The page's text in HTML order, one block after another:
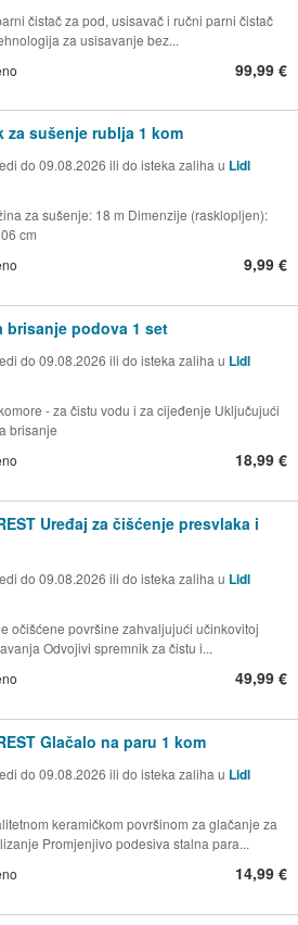
čistač za pod, usisavač i ručni parni čistač
za usisavanje bez...
99,99 €
za sušenje rublja 1 kom
do 09.08.2026 ili do isteka zaliha u Lidl
za sušenje: 18 m Dimenzije (rasklopljen):
cm
9,99 €
brisanje podova 1 set
do 09.08.2026 ili do isteka zaliha u Lidl
- za čistu vodu i za cijeđenje Uključujući
brisanje
18,99 €
Uređaj za čišćenje presvlaka i
do 09.08.2026 ili do isteka zaliha u Lidl
očišćene površine zahvaljujući učinkovitoj
Odvojivi spremnik za čistu i...
49,99 €
Glačalo na paru 1 kom
do 09.08.2026 ili do isteka zaliha u Lidl
keramičkom površinom za glačanje za
Promjenjivo podesiva stalna para...
14,99 €